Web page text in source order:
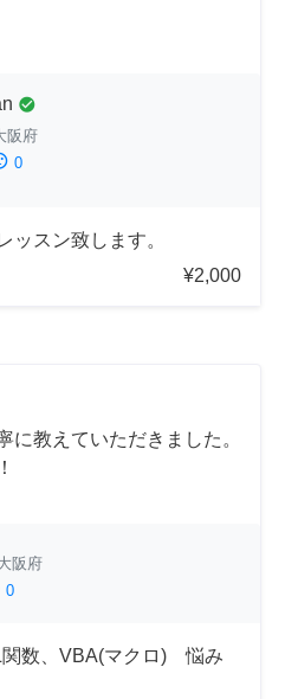
check_circle
阪府
0
ッスン致します。
¥2,000
に教えていただきました。
阪府
0
関数、VBA(マクロ) 悩み